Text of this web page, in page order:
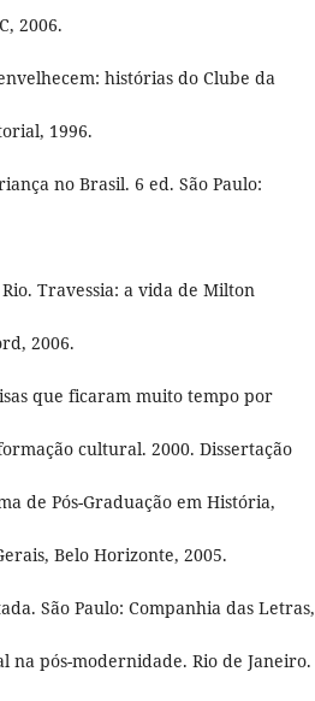
2006.
histórias do Clube da
1996.
no Brasil. 6 ed. São Paulo:
Travessia: a vida de Milton
2006.
que ficaram muito tempo por
cultural. 2000. Dissertação
de Pós-Graduação em História,
Belo Horizonte, 2005.
São Paulo: Companhia das Letras,
pós-modernidade. Rio de Janeiro.